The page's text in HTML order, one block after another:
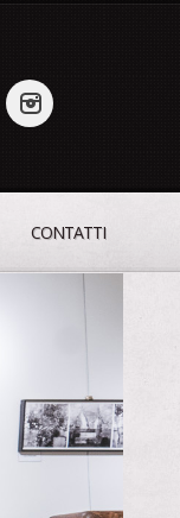
CONTATTI